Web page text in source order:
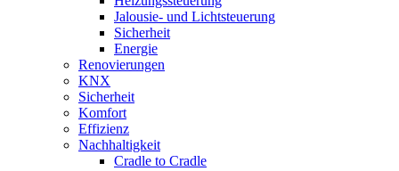
Jalousie- und Lichtsteuerung
Sicherheit
Energie
Renovierungen
KNX
Sicherheit
Komfort
Effizienz
Nachhaltigkeit
Cradle to Cradle